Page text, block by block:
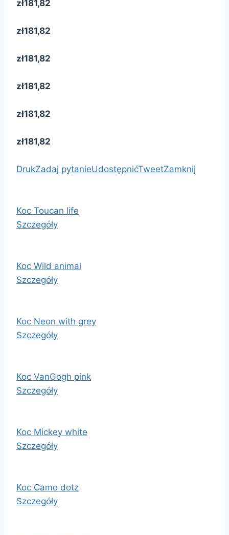
zł181,82
zł181,82
zł181,82
zł181,82
zł181,82
zł181,82
DrukZadaj pytanieUdostępnićTweetZamknij
Koc Toucan life
Szczegóły
Koc Wild animal
Szczegóły
Koc Neon with grey
Szczegóły
Koc VanGogh pink
Szczegóły
Koc Mickey white
Szczegóły
Koc Camo dotz
Szczegóły